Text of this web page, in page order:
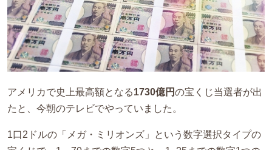
アメリカで史上最高額となる1730億円の宝くじ当選者が出
たと、今朝のテレビでやっていました。
1口2ドルの「メガ・ミリオンズ」という数字選択タイプの